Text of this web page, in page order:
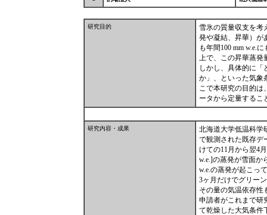
研究目的
雪氷の質量収支を考
発や凝結、昇華）が
も年間100 mm w.e.
上で、この昇華蒸発
しかし、具体的に
か」、といった気象
こで本研究の目的は
ータから定量するこ
研究内容・成果
北海道大学低温科学
で観測された既存デ
けての11月から翌4
w.e.]の蒸発が雪面か
w.e.の蒸発が起こっ
3ヶ月だけでグリー
その量の気温依存性
申請者がこれまで研
て乾燥した大気条件